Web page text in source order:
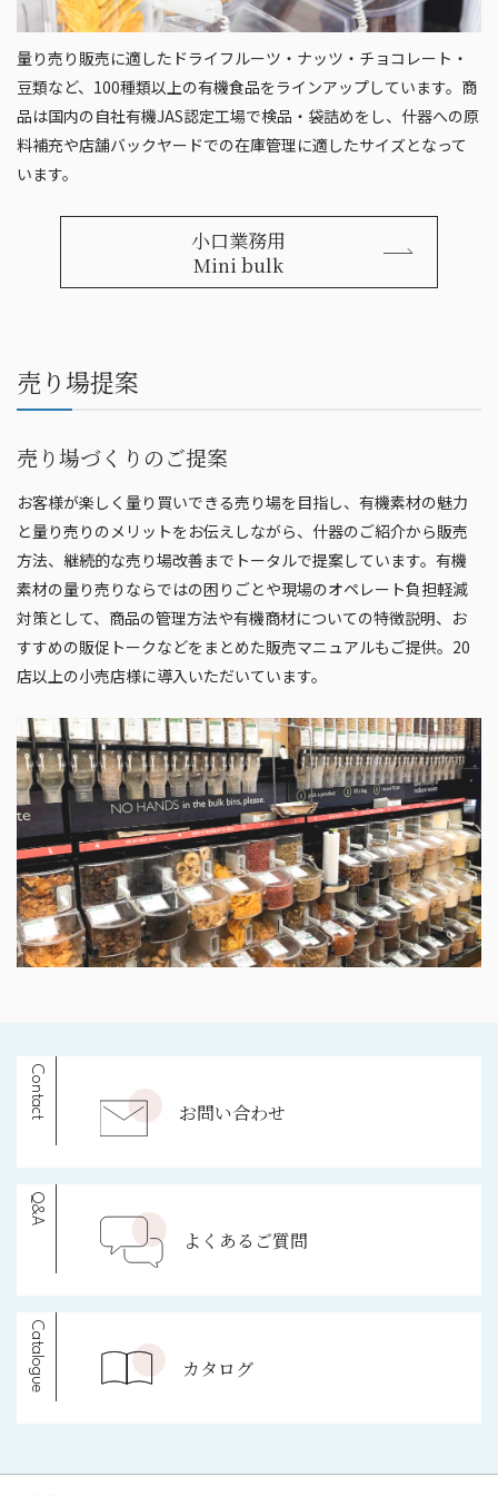
量り売り販売に適したドライフルーツ・ナッツ・チョコレート・
豆類など、100種類以上の有機食品をラインアップしています。商
品は国内の自社有機JAS認定工場で検品・袋詰めをし、什器への原
料補充や店舗バックヤードでの在庫管理に適したサイズとなって
います。
小口業務用
Mini bulk
売り場提案
売り場づくりのご提案
お客様が楽しく量り買いできる売り場を目指し、有機素材の魅力
と量り売りのメリットをお伝えしながら、什器のご紹介から販売
方法、継続的な売り場改善までトータルで提案しています。有機
素材の量り売りならではの困りごとや現場のオペレート負担軽減
対策として、商品の管理方法や有機商材についての特徴説明、お
すすめの販促トークなどをまとめた販売マニュアルもご提供。20
店以上の小売店様に導入いただいています。
Contact お問い合わせ
Q&A
よくあるご質問
Catalogue カタログ